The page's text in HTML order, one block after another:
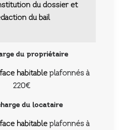
du dossier et
du bail
du propriétaire
habitable plafonnés à
220€
du locataire
habitable plafonnés à